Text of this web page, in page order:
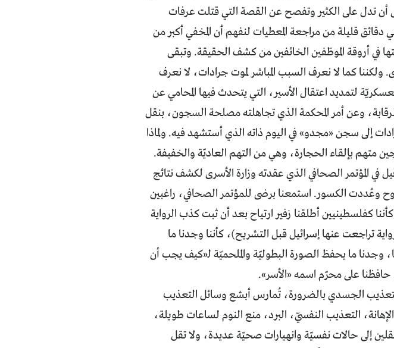
أن تدل على الكثير وتفصح عن القصة التي قتلت عرفات
قليلة من مراجعة المعطيات لنفهم أن المخفي أكبر من
في أروقة الموظفين الخائفين من كشف الحقيقة. وتبقى
كما لا نعرف السبب المباشر لموت جرادات، لا نعرف
لتمديد اعتقال الأسير، التي يتحدث فيها المحامي عن
وعن أمر المحكمة الذي تجاهلته مصلحة السجون، بنقل
إلى سجن «مجدو» في اليوم ذاته الذي أستشهد فيه. ولماذا
بإلقاء الحجارة، وهي من التهم العاديّة والخفيفة.
المؤتمر الصحافي الذي عقدته وزارة الأسرى لكشف نتائج
الكسور. استمعنا برضى للمؤتمر الصحافي، راغبين
كفلسطينيين أطلقنا زفير ارتياح بعد أن ثبت كذب الرواية
تراجعت عنها إسرائيل قبل التشريح)، كأننا وجدنا ما
ما يحفظ الصورة البطوليّة والملحميّة لـ«كيف يجب أن
على محرّم اسمه «الأسر».
الجسدي بالضرورة، تُمارس أبشع وسائل التعذيب
التعذيب النفسيّ، البرد، منع النوم لساعات طويلة،
إلى حالات نفسيّة وانهيارات صحيّة عديدة، ولا تقل